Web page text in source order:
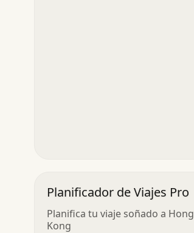
Planificador de Viajes Pro
Planifica tu viaje soñado a Hong
Kong